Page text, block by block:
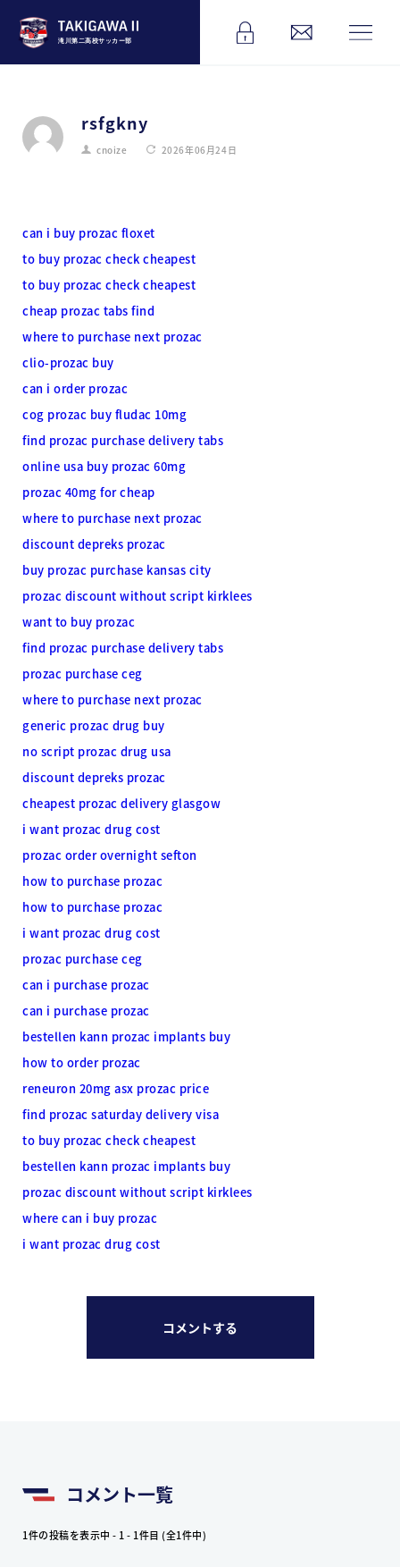
滝川第二高校サッカー部
rsfgkny
cnoize 2026年06月24日
can i buy prozac floxet
to buy prozac check cheapest
to buy prozac check cheapest
cheap prozac tabs find
where to purchase next prozac
clio-prozac buy
can i order prozac
cog prozac buy fludac 10mg
find prozac purchase delivery tabs
online usa buy prozac 60mg
prozac 40mg for cheap
where to purchase next prozac
discount depreks prozac
buy prozac purchase kansas city
prozac discount without script kirklees
want to buy prozac
find prozac purchase delivery tabs
prozac purchase ceg
where to purchase next prozac
generic prozac drug buy
no script prozac drug usa
discount depreks prozac
cheapest prozac delivery glasgow
i want prozac drug cost
prozac order overnight sefton
how to purchase prozac
how to purchase prozac
i want prozac drug cost
prozac purchase ceg
can i purchase prozac
can i purchase prozac
bestellen kann prozac implants buy
how to order prozac
reneuron 20mg asx prozac price
find prozac saturday delivery visa
to buy prozac check cheapest
bestellen kann prozac implants buy
prozac discount without script kirklees
where can i buy prozac
i want prozac drug cost
コメントする
コメント一覧
1件の投稿を表示中 - 1 - 1件目 (全1件中)